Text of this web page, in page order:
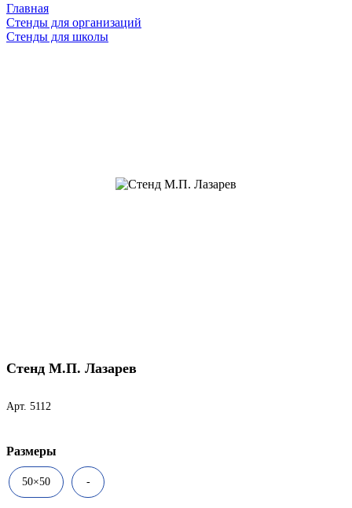
Главная
Стенды для организаций
Стенды для школы
Стенд М.П. Лазарев
Арт. 5112
Размеры
50×50 -